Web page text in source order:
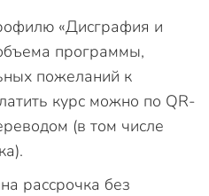
«Дисграфия и
программы,
пожеланий к
курс можно по QR-
(в том числе
рассрочка без